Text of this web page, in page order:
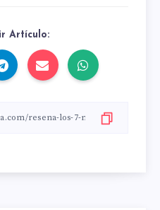
Artículo: